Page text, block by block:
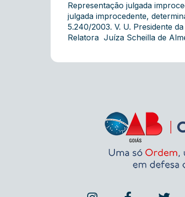
Representação julgada
julgada improcedente,
5.240/2003. V. U. Presidente
Relatora  Juíza Scheilla de